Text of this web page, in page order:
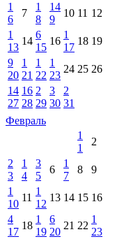
1
6
7
1
8
14
9
10 11 12
1
13
14
6
15
16
1
17
18 19
9
20
1
21
1
22
1
23
24 25 26
14
27
16
28
2
29
3
30
2
31
Февраль
1
1
2
2
3
1
4
3
5
6
1
7
8
9
1
10
11
1
12
13 14 15 16
4
17
18
1
19
6
20
21 22
1
23